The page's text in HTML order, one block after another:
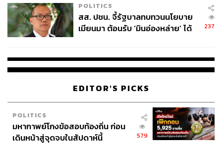
POLITICS
สส. ปชน. จี้รัฐบาลทบทวนนโยบาย
เมียนมา ต้อนรับ ‘มินอ่องหล่าย’ ได้
237
EDITOR'S PICKS
POLITICS
มหากาพย์โกงข้อสอบท้องถิ่น ก่อน
เดินหน้าสู่จุดจบในสัปดาห์นี้
579